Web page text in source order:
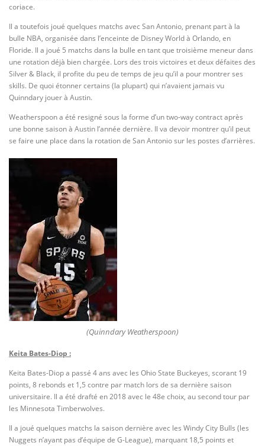
coriace.
Il a toutefois joué quelques matchs avec San Antonio, prenant part à la
bulle NBA, organisée dans l’enceinte de Disney World à Orlando, en
Floride. Il a joué 5 matchs dans la bulle en tant que troisième meneur dans
une rotation déjà bien chargée. Lors des trois victoires et deux défaites des
Silver & Black, il profite du peu de temps de jeu qu’il a pour montrer ses
skills. De quoi étonner certains (la plupart) qui n’avaient jamais vu
Quinndary jouer à Austin.
Weatherspoon a été resigné sous la forme d’un two-way contract après
une bonne saison à Austin l’année dernière. Il va devoir montrer qu’il peut
se faire une place dans la rotation de San Antonio sur les postes d’arrières.
(Quinndary Weatherspoon)
Keita Bates-Diop :
Keita Bates-Diop a passé 4 ans avec les Ohio State Buckeyes, scorant 19
points, 8 rebonds et 1,5 contre par match lors de sa dernière saison
universitaire. Il a été drafté en 2018 avec le 48e choix, au second tour par
les Minnesota Timberwolves.
Il a joué quelques matchs la saison dernière avec les Windy City Bulls (les
Nuggets n’ayant pas d’équipe de G-League), marquant 18,5 points et